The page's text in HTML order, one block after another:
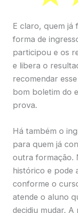
E claro, quem já
forma de
participou e os
e libera o
recomendar
bom boletim do
prova.
Há também o
para quem já
outra formação.
histórico e pode
conforme o
atende o aluno
decidiu mudar.